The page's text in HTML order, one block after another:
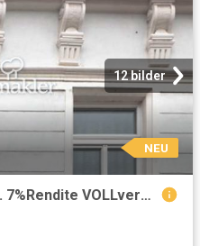
12 bilder
NEU
MFH Chemnitz Kaßberg ca. 7%Rendite VOLLvermiet. WEG aufget. Fernwärme lfd. instand geh. + Ausbaures